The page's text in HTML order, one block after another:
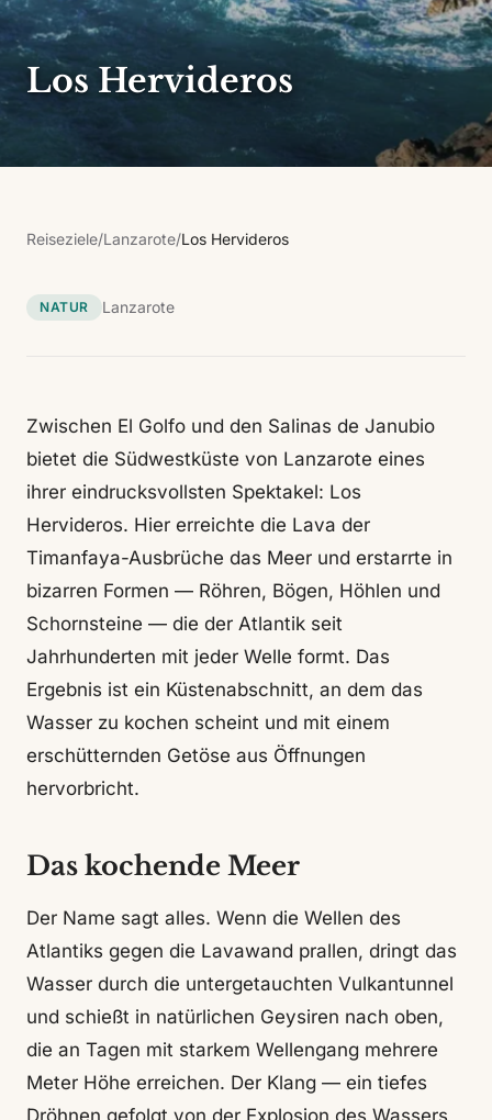
Los Hervideros
Reiseziele/Lanzarote/Los Hervideros
NATUR Lanzarote
Zwischen El Golfo und den Salinas de Janubio
bietet die Südwestküste von Lanzarote eines
ihrer eindrucksvollsten Spektakel: Los
Hervideros. Hier erreichte die Lava der
Timanfaya-Ausbrüche das Meer und erstarrte in
bizarren Formen — Röhren, Bögen, Höhlen und
Schornsteine — die der Atlantik seit
Jahrhunderten mit jeder Welle formt. Das
Ergebnis ist ein Küstenabschnitt, an dem das
Wasser zu kochen scheint und mit einem
erschütternden Getöse aus Öffnungen
hervorbricht.
Das kochende Meer
Der Name sagt alles. Wenn die Wellen des
Atlantiks gegen die Lavawand prallen, dringt das
Wasser durch die untergetauchten Vulkantunnel
und schießt in natürlichen Geysiren nach oben,
die an Tagen mit starkem Wellengang mehrere
Meter Höhe erreichen. Der Klang — ein tiefes
Dröhnen gefolgt von der Explosion des Wassers